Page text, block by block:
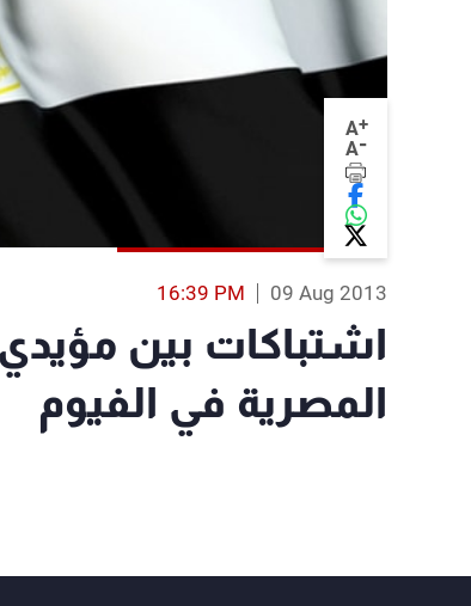
A+
A-
09 Aug 2013
16:39 PM
اشتباكات بين
المصرية في الفيوم